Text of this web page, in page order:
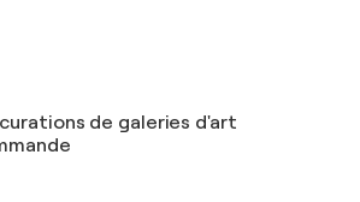
de galeries d'art